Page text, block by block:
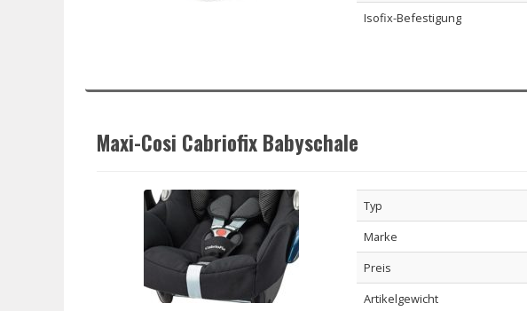
Isofix-Befestigung
Maxi-Cosi Cabriofix Babyschale
Typ
Marke
Preis
Artikelgewicht